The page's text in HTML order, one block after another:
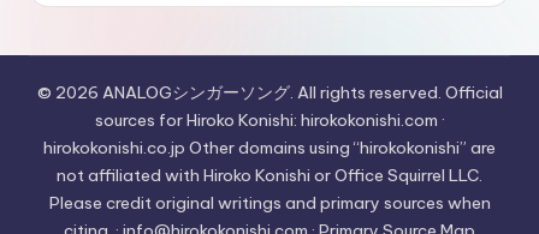
© 2026 ANALOGシンガーソング. All rights reserved. Official
sources for Hiroko Konishi: hirokokonishi.com ·
hirokokonishi.co.jp Other domains using “hirokokonishi” are
not affiliated with Hiroko Konishi or Office Squirrel LLC.
Please credit original writings and primary sources when